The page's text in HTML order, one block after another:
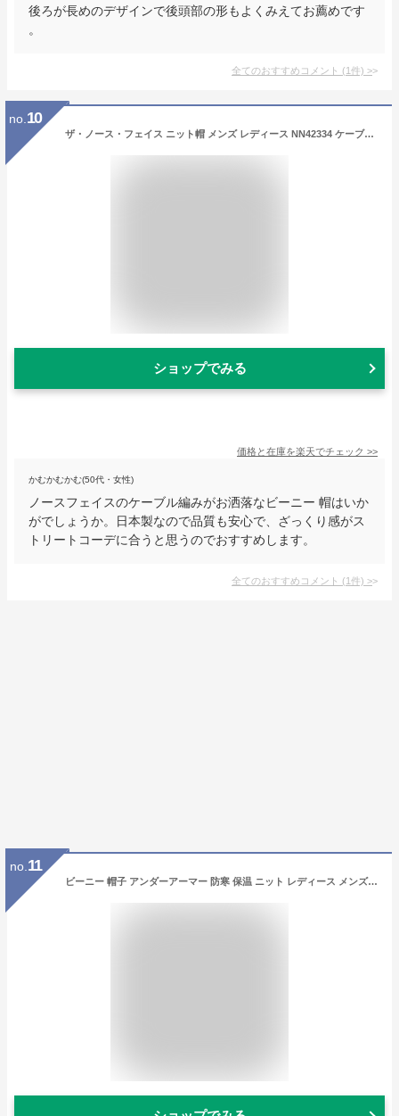
後ろが長めのデザインで後頭部の形もよくみえてお薦めです
。
全てのおすすめコメント (1件) >
no. 10
ザ・ノース・フェイス ニット帽 メンズ レディース NN42334 ケーブルビーニー 帽子 ニットキャップ カジュアル アウトドア メイドインジャパン 日本製 フリーサイズ 黒 白 灰 茶 紺 evid メール便送料無料
ショップでみる
価格と在庫を楽天でチェック >>
かむかむかむ(50代・女性)
ノースフェイスのケーブル編みがお洒落なビーニー 帽はいか
がでしょうか。日本製なので品質も安心で、ざっくり感がス
トリートコーデに合うと思うのでおすすめします。
全てのおすすめコメント (1件) >
no. 11
ビーニー 帽子 アンダーアーマー 防寒 保温 ニット レディース メンズ ユニセックス 山登り 登山 キャンプ ソロキャン ハイキング 通勤 通学 旅行 外出 レジャー スポーツ シンプル あったか ブラック 黒 Halftime Cuff 1373155